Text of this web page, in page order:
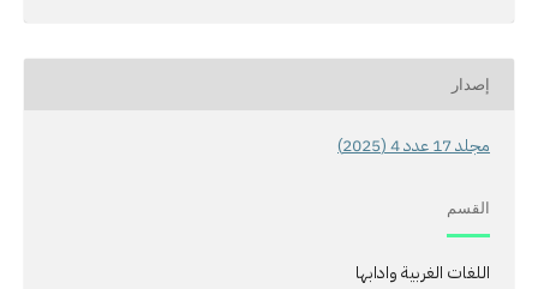
إصدار
مجلد 17 عدد 4 (2025)
القسم
اللغات الغربية وادابها